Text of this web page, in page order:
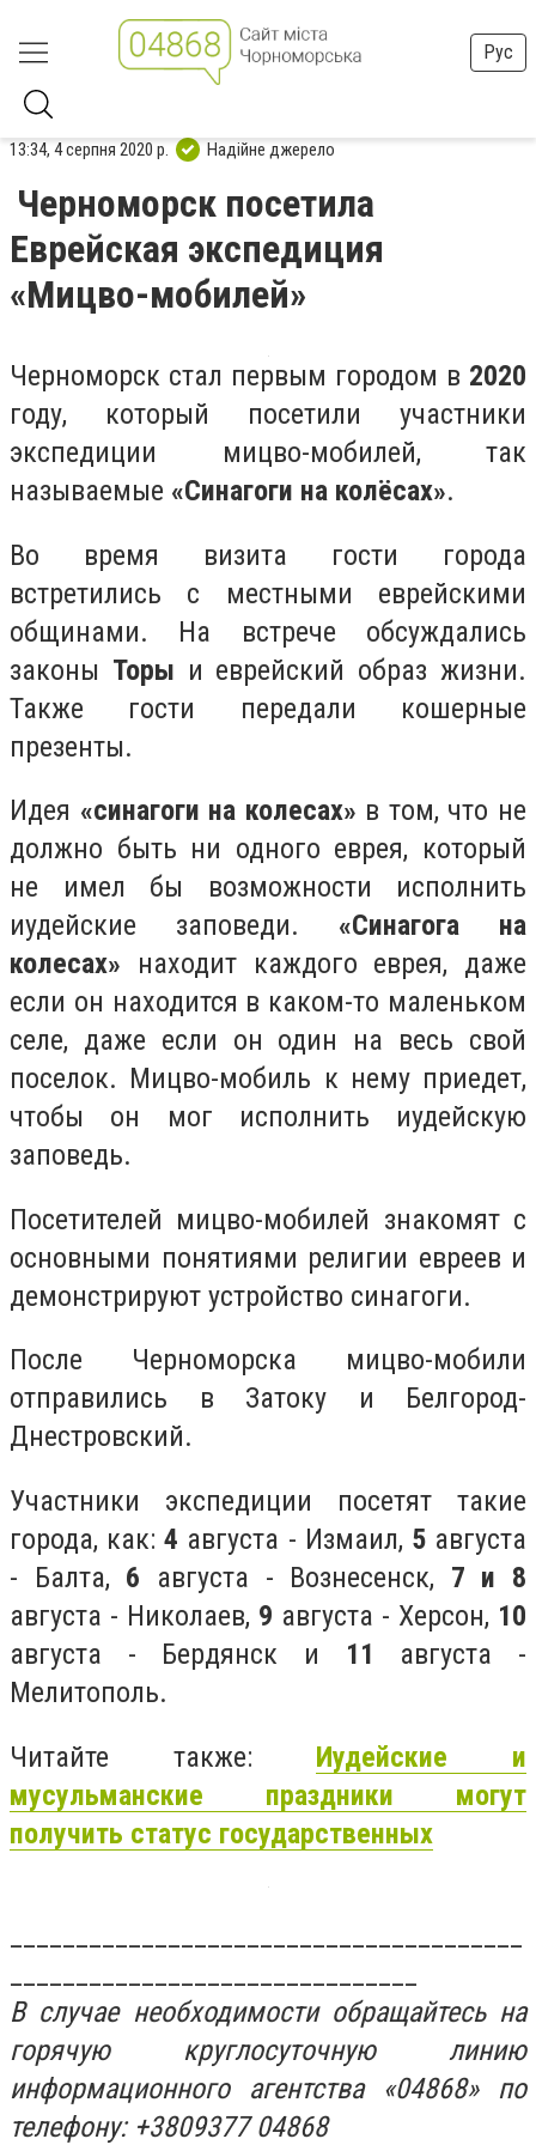
Рус
13:34, 4 серпня 2020 р. Надійне джерело
Черноморск посетила
Еврейская экспедиция
«Мицво-мобилей»
Черноморск стал первым городом в 2020
году, который посетили участники
экспедиции мицво-мобилей, так
называемые «Синагоги на колёсах».
Во время визита гости города
встретились с местными еврейскими
общинами. На встрече обсуждались
законы Торы и еврейский образ жизни.
Также гости передали кошерные
презенты.
Идея «синагоги на колесах» в том, что не
должно быть ни одного еврея, который
не имел бы возможности исполнить
иудейские заповеди. «Синагога на
колесах» находит каждого еврея, даже
если он находится в каком-то маленьком
селе, даже если он один на весь свой
поселок. Мицво-мобиль к нему приедет,
чтобы он мог исполнить иудейскую
заповедь.
Посетителей мицво-мобилей знакомят с
основными понятиями религии евреев и
демонстрируют устройство синагоги.
После Черноморска мицво-мобили
отправились в Затоку и Белгород-
Днестровский.
Участники экспедиции посетят такие
города, как:4 августа - Измаил, 5августа
- Балта, 6 августа - Вознесенск, 7 и 8
августа - Николаев, 9 августа - Херсон, 10
августа - Бердянск и 11 августа -
Мелитополь.
Читайте также: Иудейские и
мусульманские праздники могут
получить статус государственных
В случае необходимости обращайтесь на
горячую круглосуточную линию
информационного агентства «04868» по
телефону: +3809377 04868